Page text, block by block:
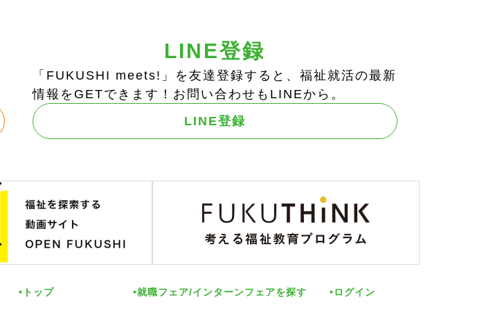
LINE登録
「FUKUSHI meets!」を友達登録すると、福祉就活の最新
情報をGETできます！お問い合わせもLINEから。
LINE登録
トップ 就職フェア/インターンフェアを探す ログイン